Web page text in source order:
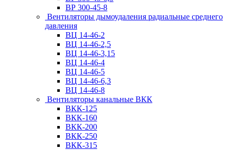
ВР 300-45-8
Вентиляторы дымоудаления радиальные среднего
давления
ВЦ 14-46-2
ВЦ 14-46-2,5
ВЦ 14-46-3,15
ВЦ 14-46-4
ВЦ 14-46-5
ВЦ 14-46-6,3
ВЦ 14-46-8
Вентиляторы канальные ВКК
ВКК-125
ВКК-160
ВКК-200
ВКК-250
ВКК-315